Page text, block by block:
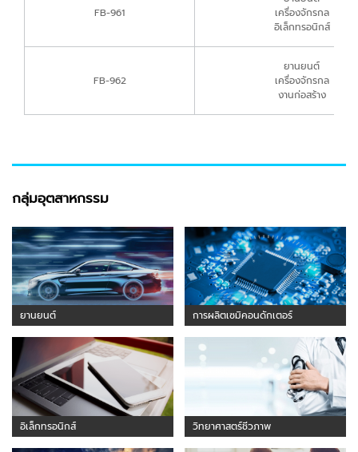
FB-961
เครื่องจักรกล
อิเล็กทรอนิกส์
FB-962
ยานยนต์
เครื่องจักรกล
งานก่อสร้าง
กลุ่มอุตสาหกรรม
ยานยนต์ การผลิตเซมิคอนดักเตอร์
อิเล็กทรอนิกส์ วิทยาศาสตร์ชีวภาพ